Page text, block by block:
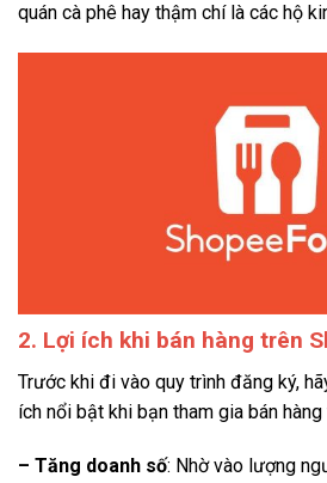
quán cà phê hay thậm chí là các hộ
2. Lợi ích khi bán hàng trên
Trước khi đi vào quy trình đăng ký,
ích nổi bật khi bạn tham gia bán hàng
– Tăng doanh số: Nhờ vào lượng